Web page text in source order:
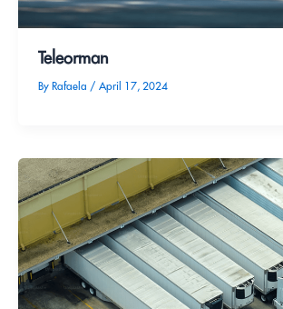
Teleorman
By Rafaela / April 17, 2024